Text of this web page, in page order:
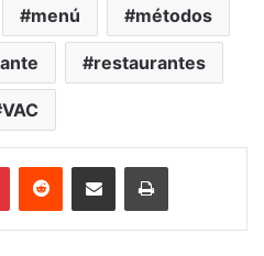
menú métodos
restaurantes
VAC
PinterestReddit Share via Email Print